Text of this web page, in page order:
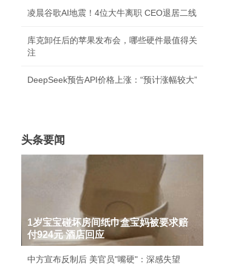
凌晨谷歌AI地震！4位大牛离职 CEO退居二线
库克卸任后的苹果发布会，哪些硬件最值得关
注
DeepSeek预告API价格上涨：“预计涨幅较大”
头条要闻
1岁宝宝碰坏房间纸巾盒宝妈被要求赔
付924元 酒店回应
中方宣布反制后 美官员"嘴硬"：深感失望